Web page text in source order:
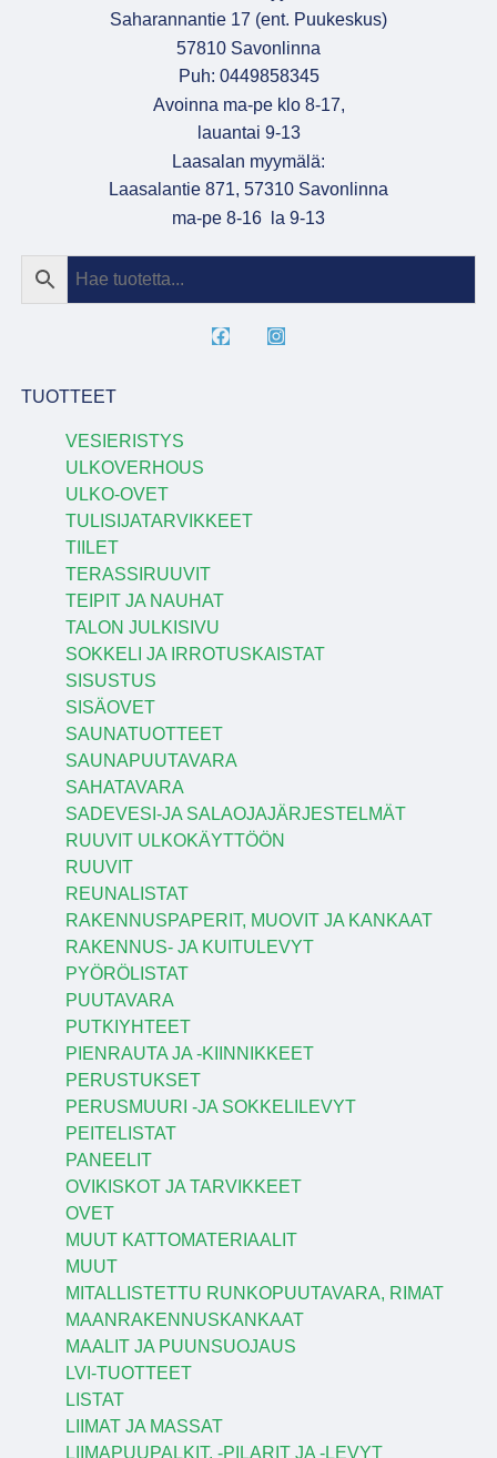
Saharannantie 17 (ent. Puukeskus)
57810 Savonlinna
Puh: 0449858345
Avoinna ma-pe klo 8-17,
lauantai 9-13
Laasalan myymälä:
Laasalantie 871, 57310 Savonlinna
ma-pe 8-16 la 9-13
TUOTTEET
VESIERISTYS
ULKOVERHOUS
ULKO-OVET
TULISIJATARVIKKEET
TIILET
TERASSIRUUVIT
TEIPIT JA NAUHAT
TALON JULKISIVU
SOKKELI JA IRROTUSKAISTAT
SISUSTUS
SISÄOVET
SAUNATUOTTEET
SAUNAPUUTAVARA
SAHATAVARA
SADEVESI-JA SALAOJAJÄRJESTELMÄT
RUUVIT ULKOKÄYTTÖÖN
RUUVIT
REUNALISTAT
RAKENNUSPAPERIT, MUOVIT JA KANKAAT
RAKENNUS- JA KUITULEVYT
PYÖRÖLISTAT
PUUTAVARA
PUTKIYHTEET
PIENRAUTA JA -KIINNIKKEET
PERUSTUKSET
PERUSMUURI -JA SOKKELILEVYT
PEITELISTAT
PANEELIT
OVIKISKOT JA TARVIKKEET
OVET
MUUT KATTOMATERIAALIT
MUUT
MITALLISTETTU RUNKOPUUTAVARA, RIMAT
MAANRAKENNUSKANKAAT
MAALIT JA PUUNSUOJAUS
LVI-TUOTTEET
LISTAT
LIIMAT JA MASSAT
LIIMAPUUPALKIT, -PILARIT JA -LEVYT